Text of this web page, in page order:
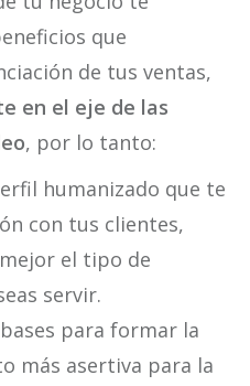
que
de tus ventas,
en el eje de las
, por lo tanto:
humanizado que te
con tus clientes,
el tipo de
servir.
para formar la
más asertiva para la